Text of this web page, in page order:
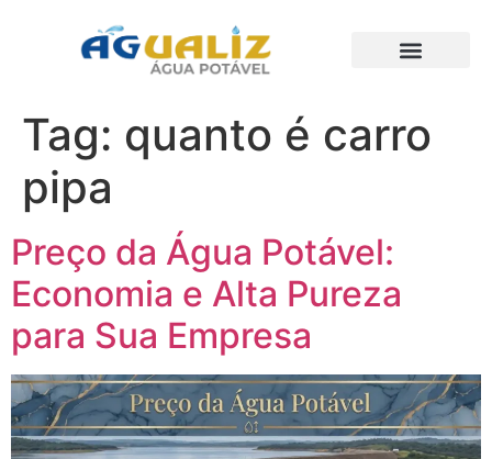
Tag: quanto é carro
pipa
Preço da Água Potável:
Economia e Alta Pureza
para Sua Empresa